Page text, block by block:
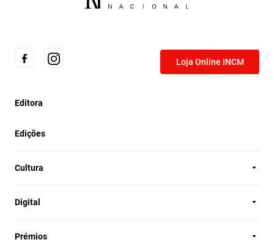
Loja Online INCM
Editora
Edições
Cultura
Digital
Prémios